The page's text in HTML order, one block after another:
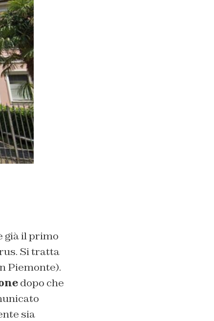
già il primo
Si tratta
Piemonte).
dopo che
sia